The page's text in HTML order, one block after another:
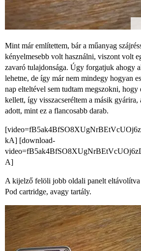
Mint már említettem, bár a műanyag
kényelmesebb volt használni, viszont volt
zavaró tulajdonsága. Úgy forgatjuk ahogy
lehetne, de így már nem mindegy hogyan
nap elteltével sem tudtam megszokni,
kellett, így visszacseréltem a másik
adott, mint ez a flancosabb darab.
kA] [download-
A]
A kijelző felöli jobb oldali panelt
Pod cartridge, avagy tartály.